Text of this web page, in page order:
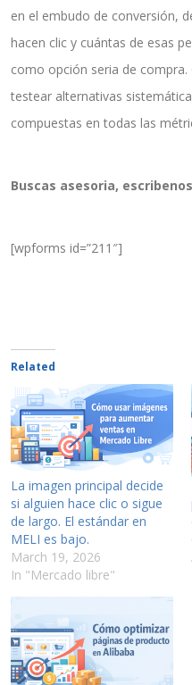
en el embudo de conversión,
hacen clic y cuántas de esas
como opción seria de
testear alternativas
compuestas en todas las
Buscas asesoria,
[wpforms id=”211″]
Related
La imagen principal decide
si alguien hace clic o sigue
de largo. El estándar en
MELI es bajo.
March 19, 2026
In "Mercado libre"